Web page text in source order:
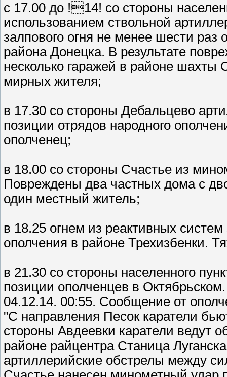
с 17.00 до !14! со стороны
использованием ствольной
залпового огня не менее шести
района Донецка. В результате
несколько гаражей в районе шахты
мирных жителя;
в 17.30 со стороны Дебальцево
позиции отрядов народного
ополченец;
в 18.00 со стороны Счастье из
Повреждены два частных дома с
один местный житель;
в 18.25 огнем из реактивных
ополчения в районе Трехизбенки.
в 21.30 со стороны населенного
позиции ополченцев в
04.12.14. 00:55. Сообщение от
"С направления Песок каратели
стороны Авдеевки каратели ведут
районе райцентра Станица
артиллерийские обстрелы между